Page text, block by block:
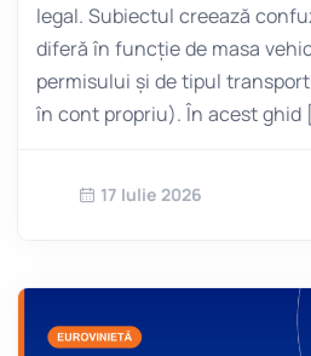
legal. Subiectul creează
diferă în funcție de masa
permisului și de tipul
în cont propriu). În acest ghid
17 Iulie 2026